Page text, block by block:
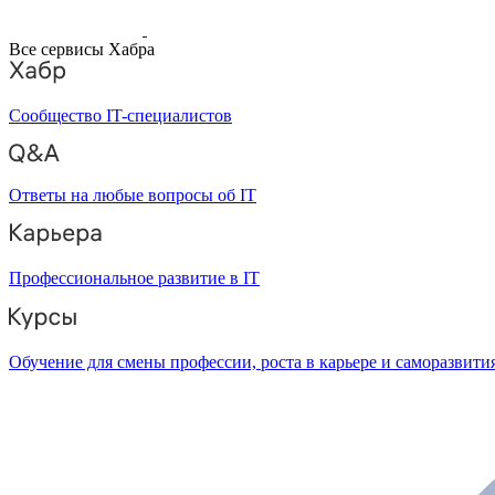
Все сервисы Хабра
Сообщество IT-специалистов
Ответы на любые вопросы об IT
Профессиональное развитие в IT
Обучение для смены профессии, роста в карьере и